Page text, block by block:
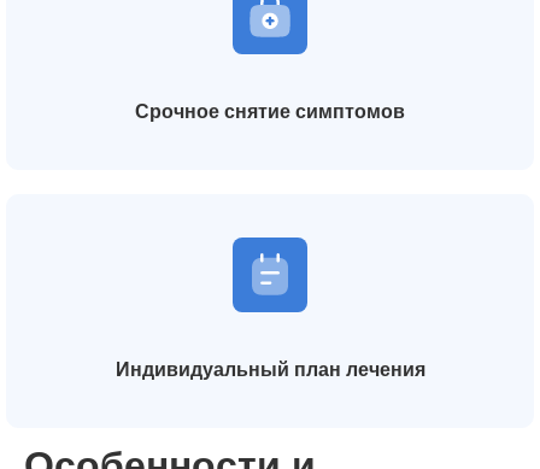
Срочное снятие симптомов
Индивидуальный план лечения